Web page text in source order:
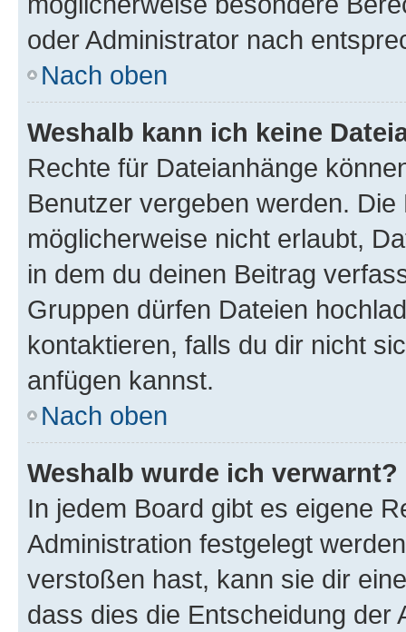
oder Administrator nach
Nach oben
Weshalb kann ich keine
Rechte für Dateianhänge
Benutzer vergeben werden.
möglicherweise nicht erlaubt,
in dem du deinen Beitrag
Gruppen dürfen Dateien
kontaktieren, falls du dir nicht
anfügen kannst.
Nach oben
Weshalb wurde ich verwarnt?
In jedem Board gibt es eigene
Administration festgelegt
verstoßen hast, kann sie dir
dass dies die Entscheidung der